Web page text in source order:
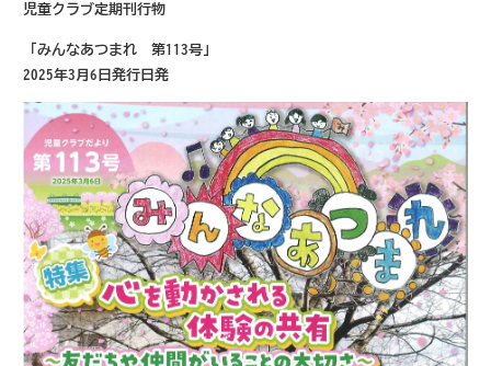
児童クラブ定期刊行物
「みんなあつまれ 第113号」
2025年3月6日発行日発